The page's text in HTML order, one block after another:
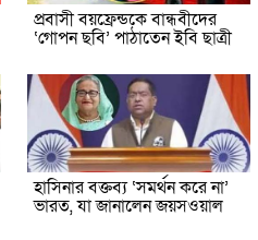
প্রবাসী বয়ফ্রেন্ডকে বান্ধবীদের
‘গোপন ছবি’ পাঠাতেন ইবি ছাত্রী
হাসিনার বক্তব্য ‘সমর্থন করে না’
ভারত, যা জানালেন জয়সওয়াল